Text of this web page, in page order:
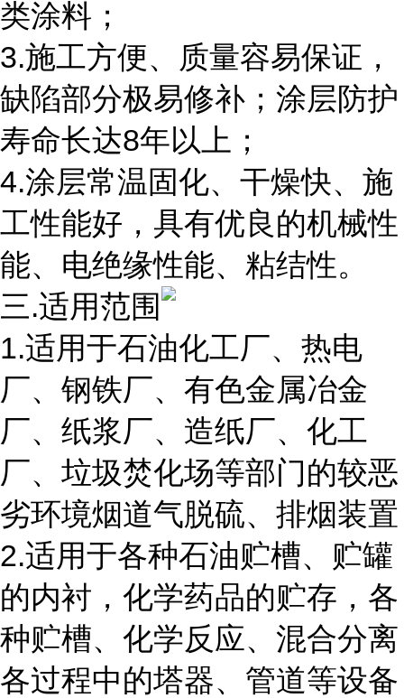
类涂料；
3.施工方便、质量容易保证，
缺陷部分极易修补；涂层防护
寿命长达8年以上；
4.涂层常温固化、干燥快、施
工性能好，具有优良的机械性
能、电绝缘性能、粘结性。
三.适用范围
1.适用于石油化工厂、热电
厂、钢铁厂、有色金属冶金
厂、纸浆厂、造纸厂、化工
厂、垃圾焚化场等部门的较恶
劣环境烟道气脱硫、排烟装置
2.适用于各种石油贮槽、贮罐
的内衬，化学药品的贮存，各
种贮槽、化学反应、混合分离
各过程中的塔器、管道等设备